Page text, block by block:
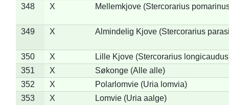
348
X Mellemkjove (Stercorarius
349 X Almindelig Kjove (Stercorarius
350 X
Lille Kjove (Stercorarius
351
X
Søkonge (Alle alle)
352
X
Polarlomvie (Uria lomvia)
353
X Lomvie (Uria aalge)